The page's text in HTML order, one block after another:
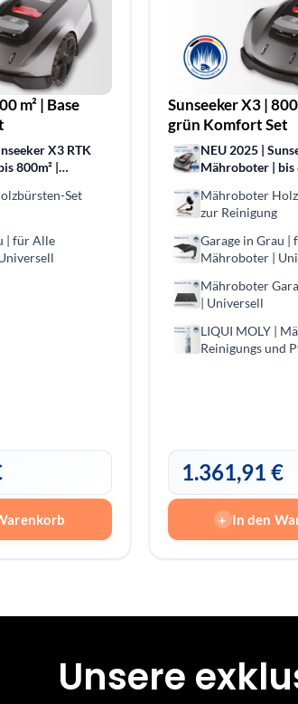
m² | Base
X3 RTK
800m² |
Set
| für Alle
Sunseeker X3 |
grün Komfort Set
NEU 2025 |
Mähroboter | bis
AI-
Mähroboter
zur Reinigung
Garage in Grau |
Mähroboter |
Mähroboter
| Universell
LIQUI MOLY |
Reini­gungs und
1.361,91 €
+ In den
Unsere